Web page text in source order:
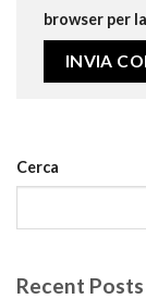
browser per
Cerca
Recent Posts